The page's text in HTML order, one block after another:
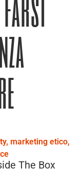
, marketing etico,
The Box